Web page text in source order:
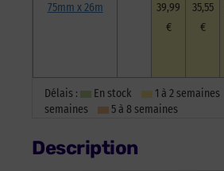
75mm x 26m
39,99
€
35,55
€
Délais :
En stock 1 à 2 semaines
semaines
5 à 8 semaines
Description